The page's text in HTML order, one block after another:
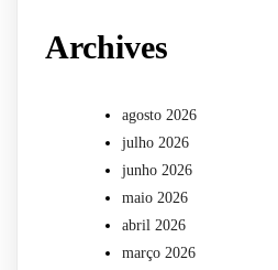
Archives
agosto 2026
julho 2026
junho 2026
maio 2026
abril 2026
março 2026